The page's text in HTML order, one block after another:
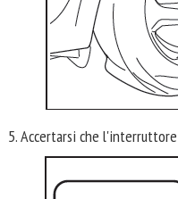
5. Accertarsi che